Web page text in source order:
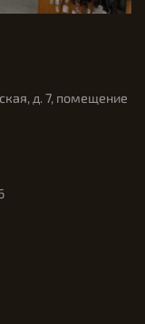
д. 7, помещение